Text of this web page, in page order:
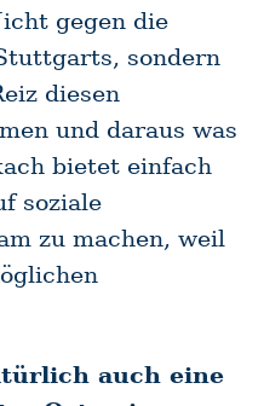
gegen die
sondern
diesen
und daraus was
bietet einfach
soziale
zu machen, weil
auch eine